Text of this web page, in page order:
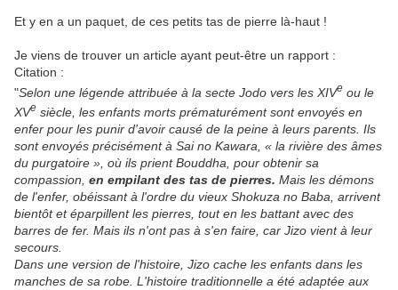
Et y en a un paquet, de ces petits tas de pierre là-haut !
Je viens de trouver un article ayant peut-être un rapport :
Citation :
"Selon une légende attribuée à la secte Jodo vers les XIVe ou le
XVe siècle, les enfants morts prématurément sont envoyés en
enfer pour les punir d'avoir causé de la peine à leurs parents. Ils
sont envoyés précisément à Sai no Kawara, « la rivière des âmes
du purgatoire », où ils prient Bouddha, pour obtenir sa
compassion, en empilant des tas de pierres. Mais les démons
de l'enfer, obéissant à l'ordre du vieux Shokuza no Baba, arrivent
bientôt et éparpillent les pierres, tout en les battant avec des
barres de fer. Mais ils n'ont pas à s'en faire, car Jizo vient à leur
secours.
Dans une version de l'histoire, Jizo cache les enfants dans les
manches de sa robe. L'histoire traditionnelle a été adaptée aux